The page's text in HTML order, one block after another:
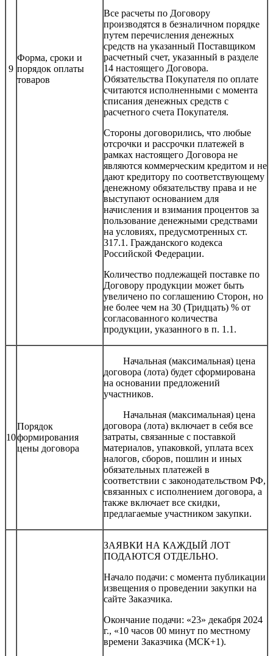
9
Форма, сроки и
порядок оплаты
товаров
Все расчеты по Договору
производятся в безналичном порядке
путем перечисления денежных
средств на указанный Поставщиком
расчетный счет, указанный в разделе
14 настоящего Договора.
Обязательства Покупателя по оплате
считаются исполненными с момента
списания денежных средств с
расчетного счета Покупателя.
Стороны договорились, что любые
отсрочки и рассрочки платежей в
рамках настоящего Договора не
являются коммерческим кредитом и не
дают кредитору по соответствующему
денежному обязательству права и не
выступают основанием для
начисления и взимания процентов за
пользование денежными средствами
на условиях, предусмотренных ст.
317.1. Гражданского кодекса
Российской Федерации.
Количество подлежащей поставке по
Договору продукции может быть
увеличено по соглашению Сторон, но
не более чем на 30 (Тридцать) % от
согласованного количества
продукции, указанного в п. 1.1.
10
Порядок
формирования
цены договора
Начальная (максимальная) цена
договора (лота) будет сформирована
на основании предложений
участников.
Начальная (максимальная) цена
договора (лота) включает в себя все
затраты, связанные с поставкой
материалов, упаковкой, уплата всех
налогов, сборов, пошлин и иных
обязательных платежей в
соответствии с законодательством РФ,
связанных с исполнением договора, а
также включает все скидки,
предлагаемые участником закупки.
ЗАЯВКИ НА КАЖДЫЙ ЛОТ
ПОДАЮТСЯ ОТДЕЛЬНО.
Начало подачи: с момента публикации
извещения о проведении закупки на
сайте Заказчика.
Окончание подачи: «23» декабря 2024
г., «10 часов 00 минут по местному
времени Заказчика (МСК+1).